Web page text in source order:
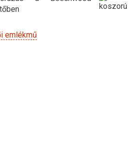
emlékmű